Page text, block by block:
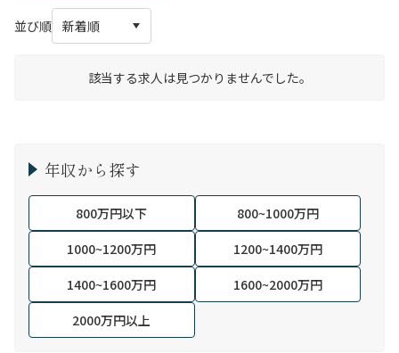
並び順
該当する求人は見つかりませんでした。
年収から探す
800万円以下
800~1000万円
1000~1200万円
1200~1400万円
1400~1600万円
1600~2000万円
2000万円以上